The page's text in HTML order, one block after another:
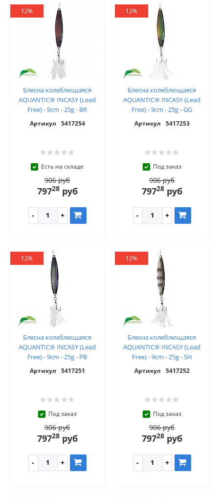
12%
Блесна колеблющаяся
AQUANTIC® INCASY (Lead
Free) - 9cm - 25g - BR
Артикул 5417254
Есть на складе
906 руб
79728руб
12%
Блесна колеблющаяся
AQUANTIC® INCASY (Lead
Free) - 9cm - 25g - GG
Артикул 5417253
Под заказ
906 руб
79728руб
12%
Блесна колеблющаяся
AQUANTIC® INCASY (Lead
Free) - 9cm - 25g - PB
Артикул 5417251
Под заказ
906 руб
79728руб
12%
Блесна колеблющаяся
AQUANTIC® INCASY (Lead
Free) - 9cm - 25g - SH
Артикул 5417252
Под заказ
906 руб
79728руб